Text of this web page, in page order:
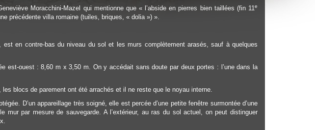
Moracchini-Mazel qui mentionne que « l’abside en pierres bien taillées (fin 11e
précédente villa romaine (tuiles, briques, « dolia ») ».
en contre-bas du niveau du sol et les murs complètement arasés, sauf à quelques
est-ouest : 8,60 m x 3,50 m. On y accédait sans doute par deux portes : l’une dans la
blocs de parement ont été arrachés et il ne reste que le noyau interne.
D’un appareillage très soigné, elle est percée d’une petite fenêtre surmontée d’une
par mesure de sauvegarde. A l’extérieur, au ras du sol actuel, on peut distinguer